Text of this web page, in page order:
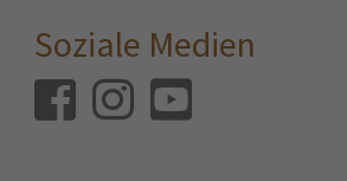
Soziale Medien
Facebook
Instagram